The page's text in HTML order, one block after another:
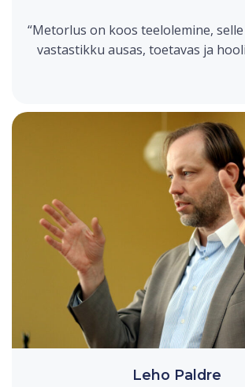
“Metorlus on koos teelolemine,
vastastikku ausas, toetavas ja
Leho Paldre